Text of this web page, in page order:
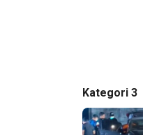
Kategori 3